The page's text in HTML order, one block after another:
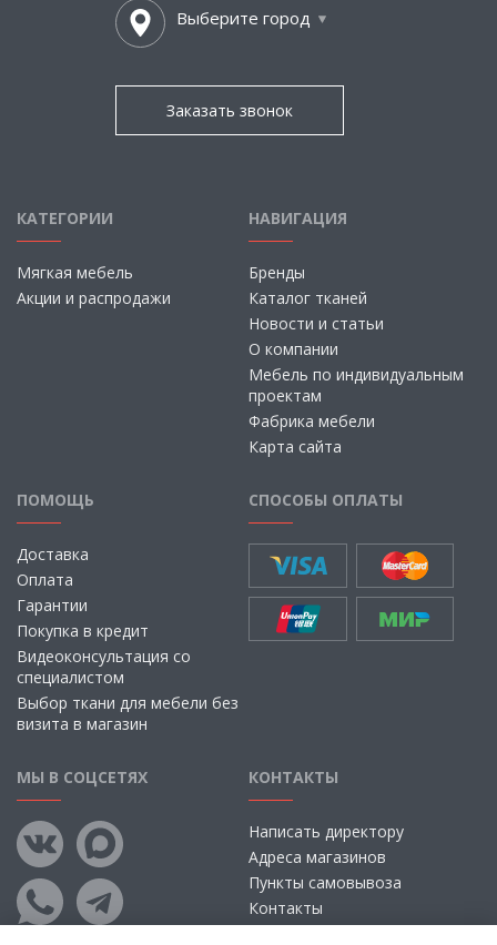
Выберите город
Заказать звонок
КАТЕГОРИИ
Мягкая мебель
Акции и распродажи
НАВИГАЦИЯ
Бренды
Каталог тканей
Новости и статьи
О компании
Мебель по индивидуальным
проектам
Фабрика мебели
Карта сайта
ПОМОЩЬ
Доставка
Оплата
Гарантии
Покупка в кредит
Видеоконсультация со
специалистом
Выбор ткани для мебели без
визита в магазин
СПОСОБЫ ОПЛАТЫ
МЫ В СОЦСЕТЯХ КОНТАКТЫ
Написать директору
Адреса магазинов
Пункты самовывоза
Контакты